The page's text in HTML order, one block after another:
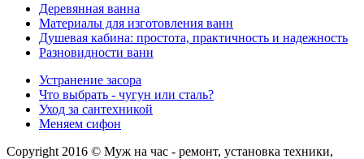
Деревянная ванна
Материалы для изготовления ванн
Душевая кабина: простота, практичность и надежность
Разновидности ванн
Устранение засора
Что выбрать - чугун или сталь?
Уход за сантехникой
Меняем сифон
Copyright 2016 © Муж на час - ремонт, установка техники,